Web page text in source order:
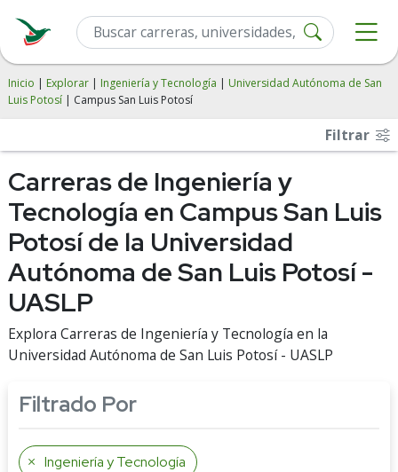
Inicio | Explorar | Ingeniería y Tecnología | Universidad Autónoma de San
Luis Potosí | Campus San Luis Potosí
Filtrar
Carreras de Ingeniería y
Tecnología en Campus San Luis
Potosí de la Universidad
Autónoma de San Luis Potosí -
UASLP
Explora Carreras de Ingeniería y Tecnología en la
Universidad Autónoma de San Luis Potosí - UASLP
Filtrado Por
Ingeniería y Tecnología